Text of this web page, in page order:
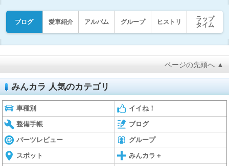
ブログ 愛車紹介 アルバム グループ ヒストリ
ラップ
タイム
ページの先頭へ ▲
みんカラ 人気のカテゴリ
車種別 イイね！
整備手帳 ブログ
パーツレビュー グループ
スポット みんカラ＋